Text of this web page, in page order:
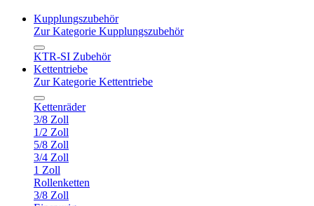
Kupplungszubehör
Zur Kategorie Kupplungszubehör
KTR-SI Zubehör
Kettentriebe
Zur Kategorie Kettentriebe
Kettenräder
3/8 Zoll
1/2 Zoll
5/8 Zoll
3/4 Zoll
1 Zoll
Rollenketten
3/8 Zoll